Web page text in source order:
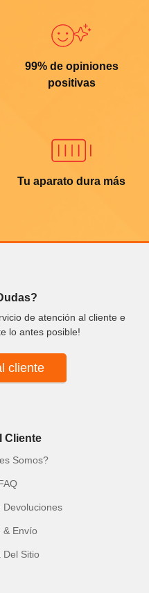
99% de opiniones
positivas
Tu aparato dura más
de atención al cliente e
lo antes posible!
cliente
Cliente
Somos?
Devoluciones
& Envío
Del Sitio